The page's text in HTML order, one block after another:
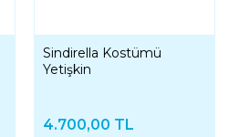
Sindirella Kostümü
Yetişkin
4.700,00 TL